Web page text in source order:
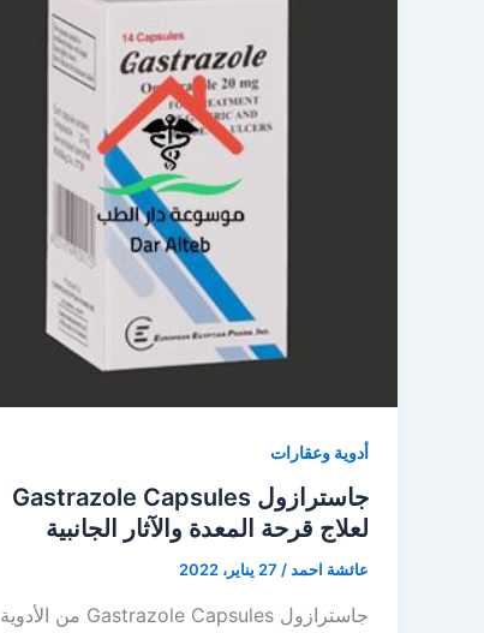
أدوية وعقارات
جاسترازول Gastrazole Capsules
لعلاج قرحة المعدة والآثار الجانبية
عائشة احمد/ 27 يناير، 2022
جاسترازول Gastrazole Capsules من الأدوية